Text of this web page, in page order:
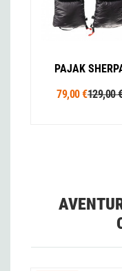
PAJAK
79,00 €129,00